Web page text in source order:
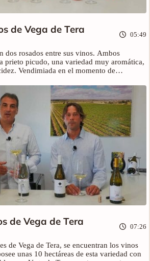
de Vega de Tera 05:49
dos rosados entre sus vinos. Ambos
prieto picudo, una variedad muy aromática,
Vendimiada en el momento de
a través de esta cata realizada por Javier
No olvides visitar el resto de catas y
de Vega de Tera 07:26
de Vega de Tera, se encuentran los vinos
unas 10 hectáreas de esta variedad con